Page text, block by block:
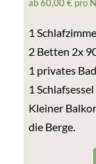
ab 60,00 € pro
1
2 Betten 2x
1 privates
1 Schlafsessel
Kleiner
die Berge.